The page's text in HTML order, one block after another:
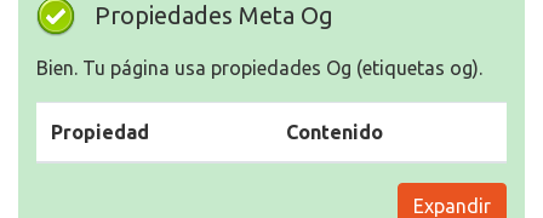
Propiedades Meta Og
Bien. Tu página usa propiedades Og (etiquetas og).
Propiedad Contenido
Expandir